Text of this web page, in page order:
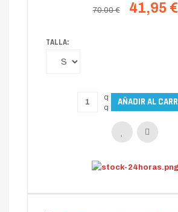
70.00 € 41,95 €
TALLA: